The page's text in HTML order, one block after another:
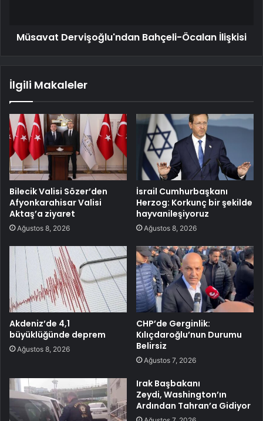
Müsavat Dervişoğlu'ndan Bahçeli-Öcalan İlişkisi
İlgili Makaleler
Bilecik Valisi Sözer’den
Afyonkarahisar Valisi
Aktaş’a ziyaret
Ağustos 8, 2026
İsrail Cumhurbaşkanı
Herzog: Korkunç bir şekilde
hayvanileşiyoruz
Ağustos 8, 2026
Akdeniz’de 4,1
büyüklüğünde deprem
Ağustos 8, 2026
CHP’de Gerginlik:
Kılıçdaroğlu’nun Durumu
Belirsiz
Ağustos 7, 2026
Irak Başbakanı
Zeydi, Washington’ın
Ardından Tahran’a Gidiyor